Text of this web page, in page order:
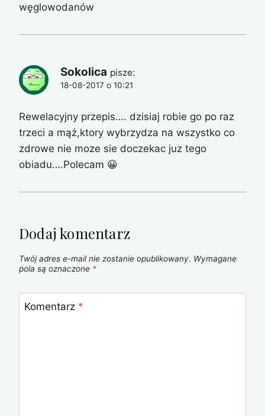
węglowodanów
Sokolica pisze:
18-08-2017 o 10:21
Rewelacyjny przepis…. dzisiaj robie go po raz
trzeci a mąż,ktory wybrzydza na wszystko co
zdrowe nie moze sie doczekac juz tego
obiadu….Polecam 😀
Dodaj komentarz
Twój adres e-mail nie zostanie opublikowany. Wymagane
pola są oznaczone *
Komentarz *